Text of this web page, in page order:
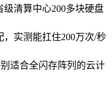
级清算中心200多块硬盘
，实测能扛住200万次/秒
适合全闪存阵列的云计